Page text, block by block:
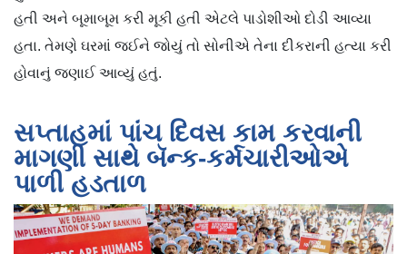
હતી અને બૂમાબૂમ કરી મૂકી હતી એટલે પાડોશીઓ દોડી આવ્યા
હતા. તેમણે ઘરમાં જઈને જોયું તો સોનીએ તેના દીકરાની હત્યા કરી
હોવાનું જણાઈ આવ્યું હતું.
સપ્તાહમાં પાંચ દિવસ કામ કરવાની
માગણી સાથે બૅન્ક-કર્મચારીઓએ
પાળી હડતાળ